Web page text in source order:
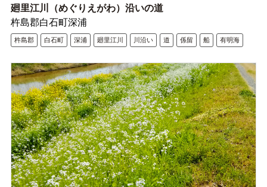
廻里江川（めぐりえがわ）沿いの道
杵島郡白石町深浦
杵島郡 白石町 深浦 廻里江川 川沿い 道 係留 船 有明海